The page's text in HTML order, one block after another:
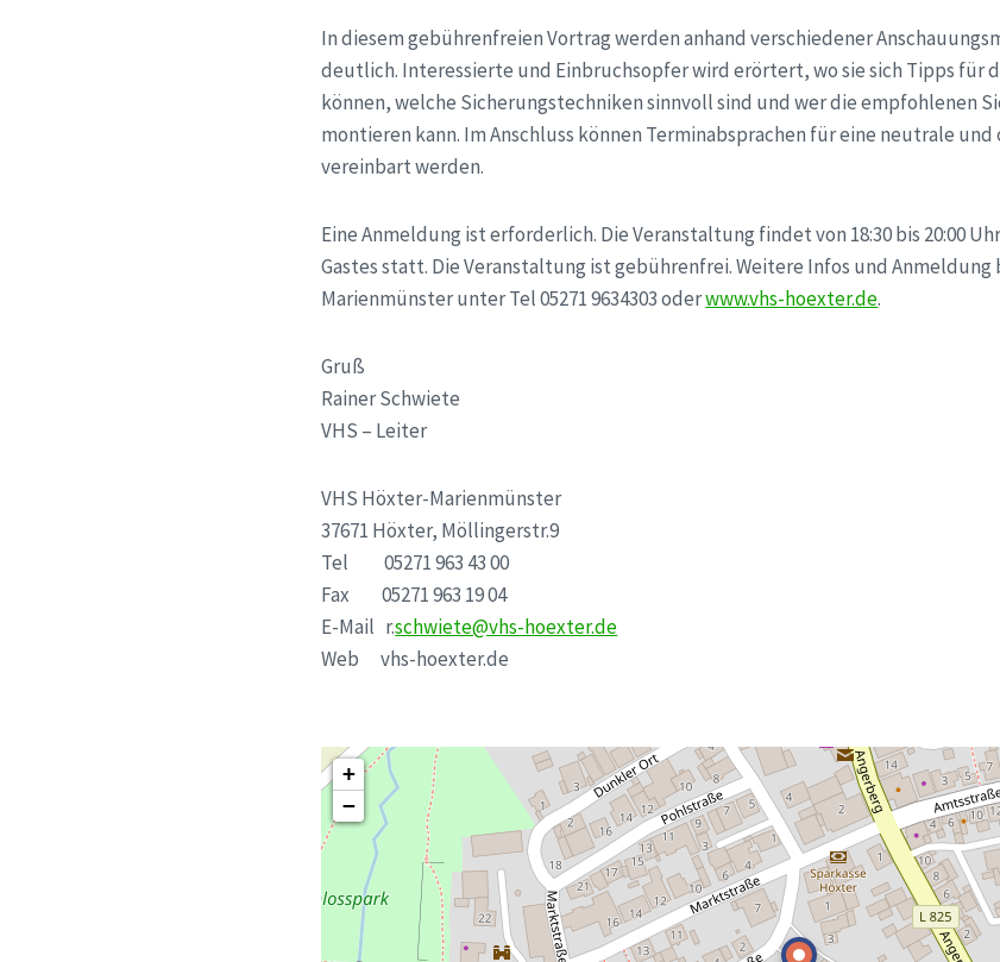
In diesem gebührenfreien Vortrag werden anhand verschiedener
deutlich. Interessierte und Einbruchsopfer wird erörtert, wo sie sich Tipps für
können, welche Sicherungstechniken sinnvoll sind und wer die empfohlenen
montieren kann. Im Anschluss können Terminabsprachen für eine neutrale
vereinbart werden.
Eine Anmeldung ist erforderlich. Die Veranstaltung findet von 18:30 bis 20:00
Gastes statt. Die Veranstaltung ist gebührenfrei. Weitere Infos und Anmeldung
Marienmünster unter Tel 05271 9634303 oderwww.vhs-hoexter.de.
Gruß
Rainer Schwiete
VHS – Leiter
VHS Höxter-Marienmünster
37671 Höxter, Möllingerstr.9
Tel 05271 963 43 00
Fax 05271 963 19 04
E-Mail r.schwiete@vhs-hoexter.de
Web vhs-hoexter.de
+
−